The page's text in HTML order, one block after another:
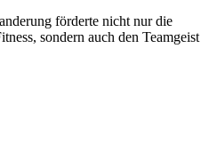
förderte nicht nur die
sondern auch den Teamgeist